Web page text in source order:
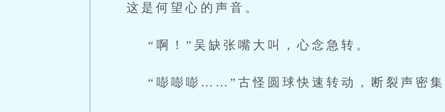
这是何望心的声音。
“啊！”吴缺张嘴大叫，心念急转。
“嘭嘭嘭……”古怪圆球快速转动，断裂声密集